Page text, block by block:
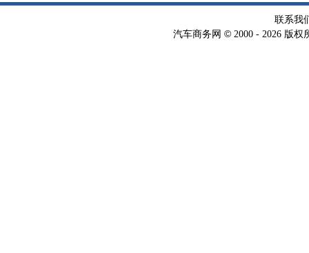
联系我
汽车商务网 © 2000 - 2026 版权